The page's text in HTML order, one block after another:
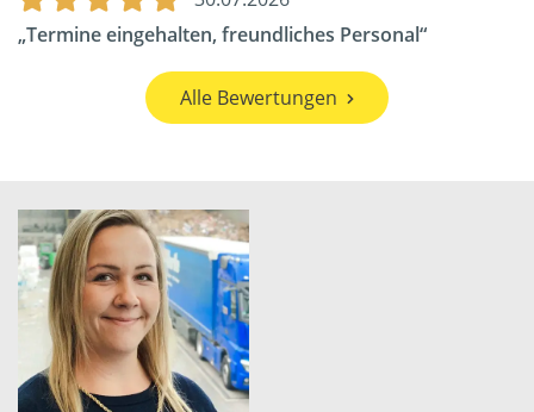
Termine eingehalten, freundliches Personal
Alle Bewertungen